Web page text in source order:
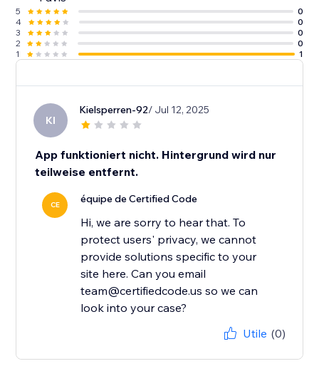
5
0
4
0
3
0
2
0
1
1
KI
Kielsperren-92/ Jul 12, 2025
App funktioniert nicht. Hintergrund wird nur
teilweise entfernt.
CE équipe de Certified Code
Hi, we are sorry to hear that. To
protect users' privacy, we cannot
provide solutions specific to your
site here. Can you email
team@certifiedcode.us so we can
look into your case?
Utile (0)